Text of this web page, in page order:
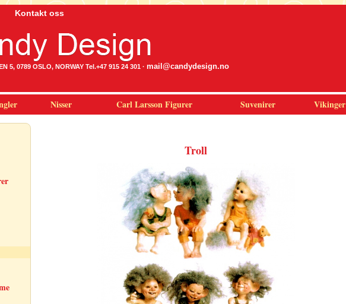
Kontakt oss
5, 0789 OSLO, NORWAY Tel.+47 915 24 301 · mail@candydesign.no
Nisser Carl Larsson Figurer Suvenirer Vikinger
Troll